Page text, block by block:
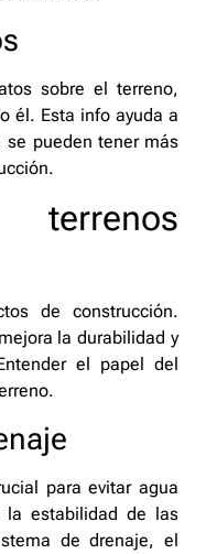
sobre el terreno,
él. Esta info ayuda a
se pueden tener más
de construcción.
la durabilidad y
el papel del
para evitar agua
la estabilidad de las
de drenaje, el